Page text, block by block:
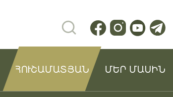
ՀՈՒՇԱՄԱՏՅԱՆ ՄԵՐ ՄԱՍԻՆ